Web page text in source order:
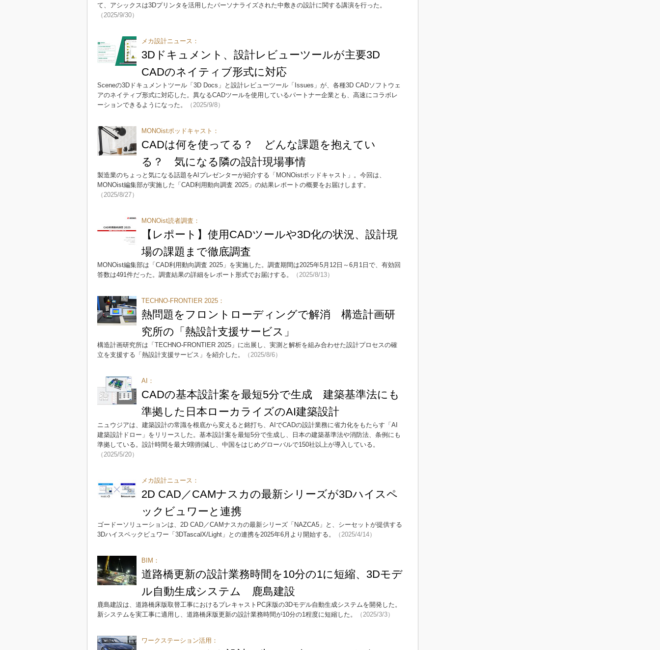
て、アシックスは3Dプリンタを活用したパーソナライズされた中敷きの設計に関する講演を行った。
（2025/9/30）
メカ設計ニュース：
3Dドキュメント、設計レビューツールが主要3D
CADのネイティブ形式に対応
Sceneの3Dドキュメントツール「3D Docs」と設計レビューツール「Issues」が、各種3D CADソフトウェ
アのネイティブ形式に対応した。異なるCADツールを使用しているパートナー企業とも、高速にコラボレ
ーションできるようになった。
（2025/9/8）
MONOistポッドキャスト：
CADは何を使ってる？ どんな課題を抱えてい
る？ 気になる隣の設計現場事情
製造業のちょっと気になる話題をAIプレゼンターが紹介する「MONOistポッドキャスト」。今回は、
MONOist編集部が実施した「CAD利用動向調査 2025」の結果レポートの概要をお届けします。
（2025/8/27）
MONOist読者調査：
【レポート】使用CADツールや3D化の状況、設計現
場の課題まで徹底調査
MONOist編集部は「CAD利用動向調査 2025」を実施した。調査期間は2025年5月12日～6月1日で、有効回
答数は491件だった。調査結果の詳細をレポート形式でお届けする。
（2025/8/13）
TECHNO-FRONTIER 2025：
熱問題をフロントローディングで解消 構造計画研
究所の「熱設計支援サービス」
構造計画研究所は「TECHNO-FRONTIER 2025」に出展し、実測と解析を組み合わせた設計プロセスの確
立を支援する「熱設計支援サービス」を紹介した。
（2025/8/6）
AI：
CADの基本設計案を最短5分で生成 建築基準法にも
準拠した日本ローカライズのAI建築設計
ニュウジアは、建築設計の常識を根底から変えると銘打ち、AIでCADの設計業務に省力化をもたらす「AI
建築設計ドロー」をリリースした。基本設計案を最短5分で生成し、日本の建築基準法や消防法、条例にも
準拠している。設計時間を最大9割削減し、中国をはじめグローバルで150社以上が導入している。
（2025/5/20）
メカ設計ニュース：
2D CAD／CAMナスカの最新シリーズが3Dハイスペ
ックビュワーと連携
ゴードーソリューションは、2D CAD／CAMナスカの最新シリーズ「NAZCA5」と、シーセットが提供する
3Dハイスペックビュワー「3DTascalX/Light」との連携を2025年6月より開始する。
（2025/4/14）
BIM：
道路橋更新の設計業務時間を10分の1に短縮、3Dモデ
ル自動生成システム 鹿島建設
鹿島建設は、道路橋床版取替工事におけるプレキャストPC床版の3Dモデル自動生成システムを開発した。
新システムを実工事に適用し、道路橋床版更新の設計業務時間が10分の1程度に短縮した。
（2025/3/3）
ワークステーション活用：